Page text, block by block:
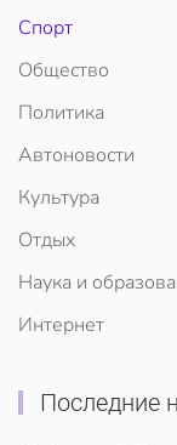
Спорт
Общество
Политика
Автоновости
Культура
Отдых
Наука и
Интернет
Последние